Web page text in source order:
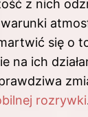
z nich
się o
na ich
rozrywki